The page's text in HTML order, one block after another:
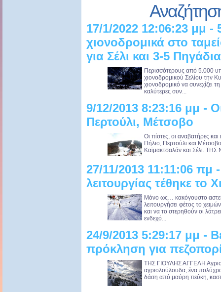
17/1/2022 12:06:23 μμ -
χιονοδρομικά στο
για Σέλι και 3-5
Περισσότερους από 5.000
χιονοδρομικού Σελίου την
χιονοδρομικό να συνεχίζει
καλύτερες συν...
9/12/2013 8:23:16 μμ -
Περτούλι, Μέτσοβο
Οι πίστες, οι αναβατήρες
Πήλιο, Περτούλι και
Καϊμακτσαλάν και Σέλι.
27/11/2013 11:11:06 πμ
λειτουργίας τέθηκε το
Μόνο ως… κακόγουστο
λειτουργήσει φέτος το
και να το στερηθούν οι
ενδεχό...
24/9/2013 5:29:17 μμ -
πρόκληση για
ΤΗΣ ΓΙΟΥΛΗΣ ΑΓΓΕΛΗ
αγριολούλουδα, ένα
δάση από μαύρη πεύκη,